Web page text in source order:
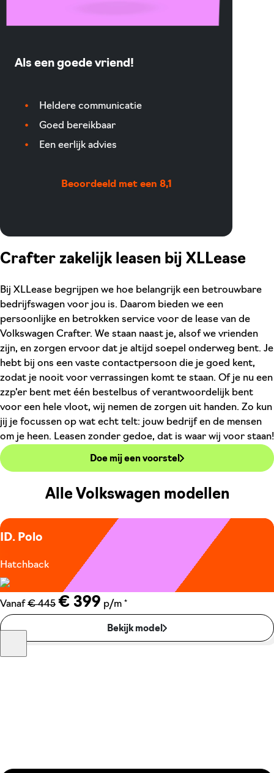
Crafter zakelijk leasen bij XLLease
Bij XLLease begrijpen we hoe belangrijk een betrouwbare
bedrijfswagen voor jou is. Daarom bieden we een
persoonlijke en betrokken service voor de lease van de
Volkswagen Crafter. We staan naast je, alsof we vrienden
zijn, en zorgen ervoor dat je altijd soepel onderweg bent. Je
hebt bij ons een vaste contactpersoon die je goed kent,
zodat je nooit voor verrassingen komt te staan. Of je nu een
zzp'er bent met één bestelbus of verantwoordelijk bent
voor een hele vloot, wij nemen de zorgen uit handen. Zo kun
jij je focussen op wat echt telt: jouw bedrijf en de mensen
om je heen. Leasen zonder gedoe, dat is waar wij voor staan!
Doe mij een voorstel
Als een goede vriend!
Heldere communicatie
Goed bereikbaar
Een eerlijk advies
Beoordeeld met een 8,1
Alle Volkswagen modellen
ID. Polo
Hatchback
Vanaf € 445 € 399 p/m *
Bekijk model